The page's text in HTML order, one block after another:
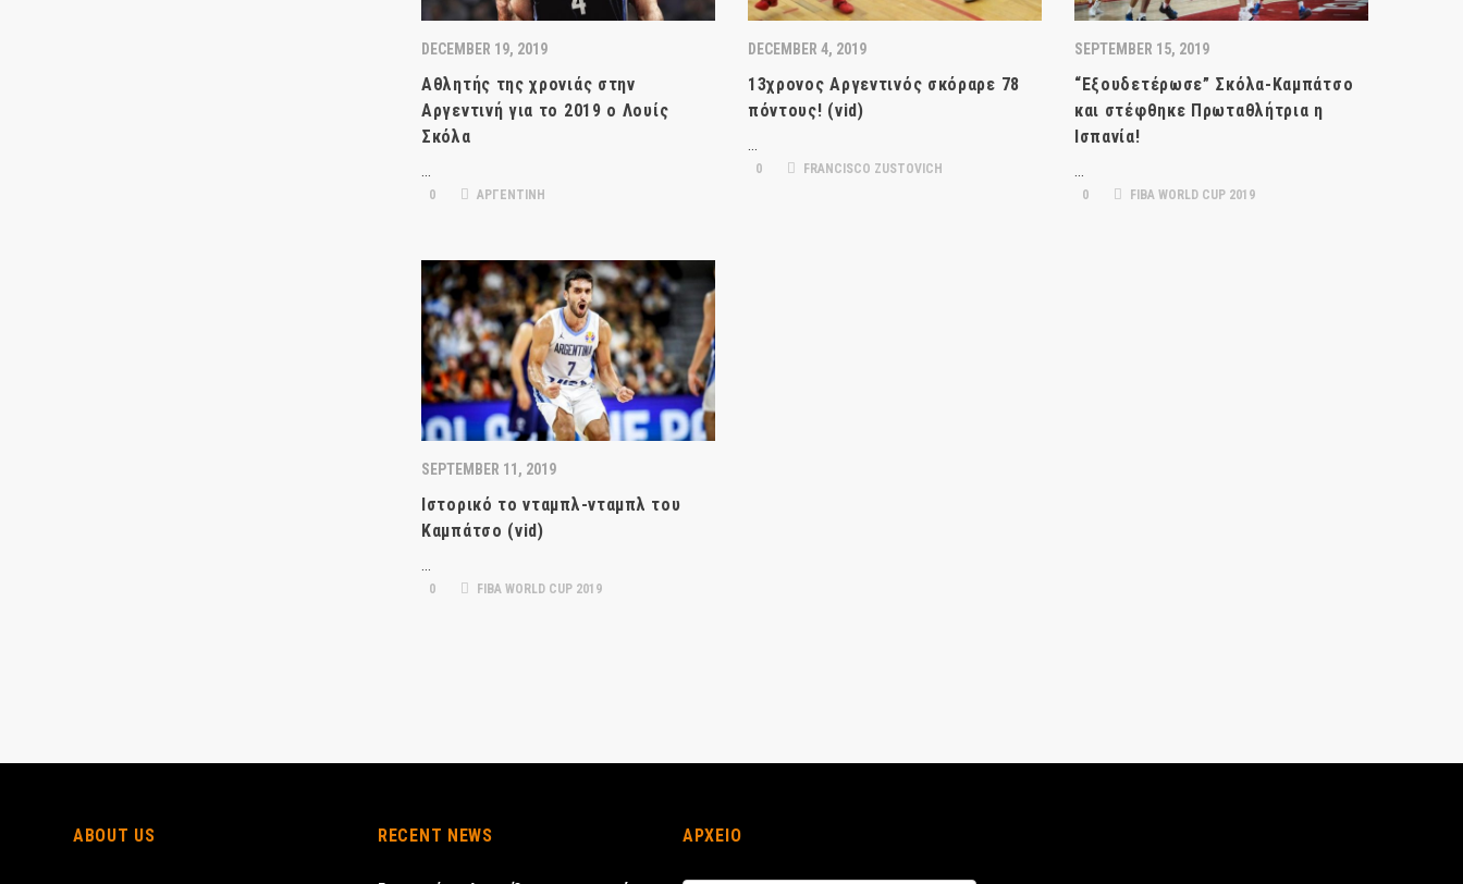
DECEMBER 19, 2019
Αθλητής της χρονιάς στην
Αργεντινή για το 2019 ο Λουίς
Σκόλα
…
0 ΑΡΓΕΝΤΙΝΗ
DECEMBER 4, 2019
13χρονος Αργεντινός σκόραρε 78
πόντους! (vid)
…
0 FRANCISCO ZUSTOVICH
SEPTEMBER 15, 2019
“Εξουδετέρωσε” Σκόλα-Καμπάτσο
και στέφθηκε Πρωταθλήτρια η
Ισπανία!
…
0 FIBA WORLD CUP 2019
SEPTEMBER 11, 2019
Ιστορικό το νταμπλ-νταμπλ του
Καμπάτσο (vid)
…
0 FIBA WORLD CUP 2019
ABOUT US RECENT NEWS ΑΡΧΕΙΟ